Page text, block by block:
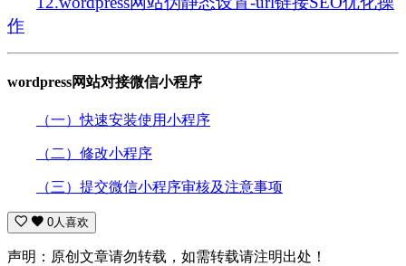
作
wordpress网站对接微信小程序
（一）快速安装使用小程序
（二）修改小程序
（三）提交微信小程序审核及注意事项
0人喜欢
声明：原创文章请勿转载，如需转载请注明出处！